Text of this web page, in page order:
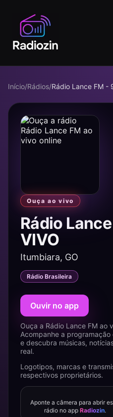
Início/Rádios/Rádio Lance FM -
Ouça ao vivo
Rádio
VIVO
Itumbiara, GO
Rádio Brasileira
Ouvir no app
Ouça a Rádio Lance FM ao
Acompanhe a
e descubra músicas,
real.
Logotipos, marcas e
respectivos proprietários.
Aponte a câmera para abrir
rádio no app Radiozin.